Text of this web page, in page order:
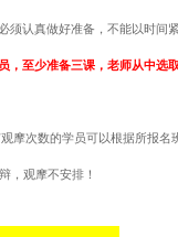
认真做好准备，不能以时间紧
，至少准备三课，老师从中选
次数的学员可以根据所报名
，观摩不安排！